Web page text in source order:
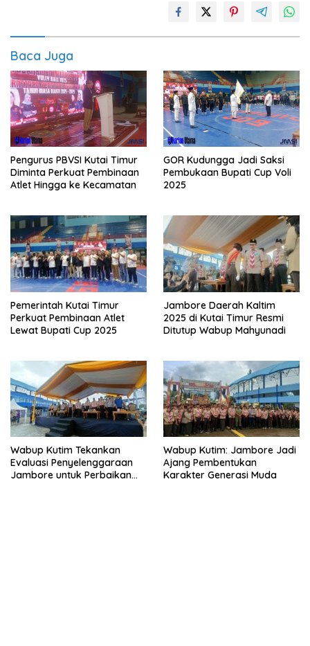
Baca Juga
Pengurus PBVSI Kutai Timur
Diminta Perkuat Pembinaan
Atlet Hingga ke Kecamatan
GOR Kudungga Jadi Saksi
Pembukaan Bupati Cup Voli
2025
Pemerintah Kutai Timur
Perkuat Pembinaan Atlet
Lewat Bupati Cup 2025
Jambore Daerah Kaltim
2025 di Kutai Timur Resmi
Ditutup Wabup Mahyunadi
Wabup Kutim Tekankan
Evaluasi Penyelenggaraan
Jambore untuk Perbaikan
Wabup Kutim: Jambore Jadi
Ajang Pembentukan
Karakter Generasi Muda